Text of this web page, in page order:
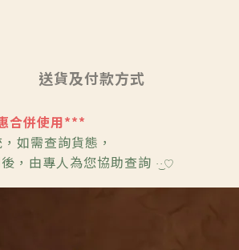
送貨及付款方式
合併使用***
如需查詢貨態，
，由專人為您協助查詢 ·͜· ♡